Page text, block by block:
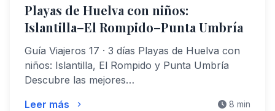
Playas de Huelva con niños:
Islantilla–El Rompido–Punta Umbría
Guía Viajeros 17 · 3 días Playas de Huelva con
niños: Islantilla, El Rompido y Punta Umbría
Descubre las mejores…
Leer más
8 min